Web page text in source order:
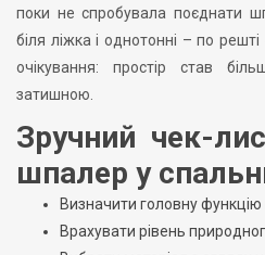
поки не спробувала поєднати
біля ліжка і однотонні – по
очікування: простір став
затишною.
Зручний чек-
шпалер у
Визначити головну функцію
Врахувати рівень